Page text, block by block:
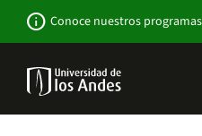
contenido
info Conoce nuestros
Navbar